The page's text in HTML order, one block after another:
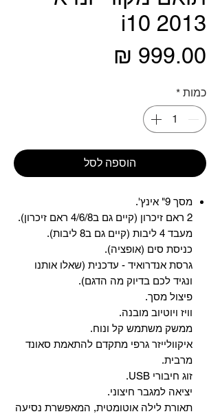
i10 2013
כמות *
הוספה לסל
מסך 9" אינץ'.
2 ראם זיכרון (קיים גם ב4/6/8 ראם זיכרון).
מעבד 4 ליבות (קיים גם ב8 ליבות).
כניסת סים (אופציה).
גרסת אנדרואיד - עדכנית (שאלו אותנו
ונגיד לכם בדיוק מה הדגם).
פיצול מסך.
וויז ויוטיוב מובנה.
ממשק משתמש קל ונוח.
איקוולייזר גרפי מתקדם להתאמת סאונד
מרבית.
זוג חיבורי USB.
יציאה למגבר חיצוני.
תאורת לילה אוטומטית, המאפשרת נסיעה